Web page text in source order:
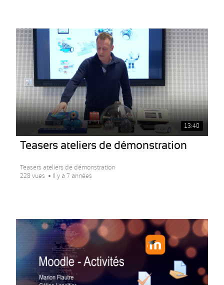
13:40
Teasers ateliers de démonstration
Teasers ateliers de démonstration
228 vues
Il y a 7 années